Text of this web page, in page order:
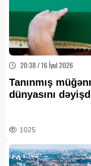
20:38 / 16 İyul 2026
Tanınmış
dünyasını
1025